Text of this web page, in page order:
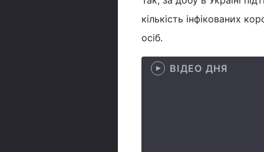
кількість інфікованих
осіб.
ВІДЕО ДНЯ